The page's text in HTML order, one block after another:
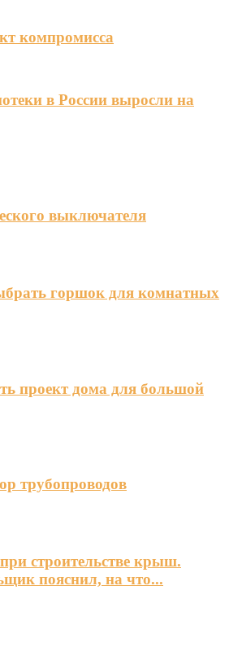
компромисса
в России выросли на
выключателя
горшок для комнатных
проект дома для большой
трубопроводов
строительстве крыш.
пояснил, на что...